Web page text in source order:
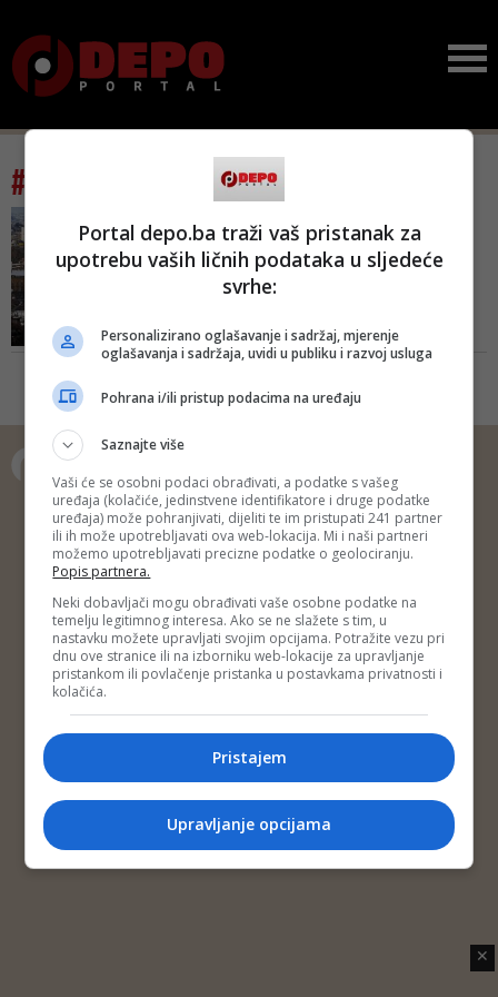
#tag: otomanizacija
OTOMANIZACIJA GLAVNOG
BH. GRADA
gradonač...
Godinama SDA radi na kreiranju
da vide Tursku kao silu zaštitnicu,
Copyright © 2014 Depo Portal
Impressum
Kontakt Marketing
Privatnost korisnika
O nama
✕
Portal depo.ba traži vaš pristanak za
upotrebu vaših ličnih podataka u sljedeće
svrhe:
Personalizirano oglašavanje i sadržaj, mjerenje
oglašavanja i sadržaja, uvidi u publiku i razvoj usluga
Pohrana i/ili pristup podacima na uređaju
Saznajte više
Vaši će se osobni podaci obrađivati, a podatke s vašeg
uređaja (kolačiće, jedinstvene identifikatore i druge podatke
uređaja) može pohranjivati, dijeliti te im pristupati 241 partner
ili ih može upotrebljavati ova web-lokacija. Mi i naši partneri
možemo upotrebljavati precizne podatke o geolociranju.
Popis partnera.
Neki dobavljači mogu obrađivati vaše osobne podatke na
temelju legitimnog interesa. Ako se ne slažete s tim, u
nastavku možete upravljati svojim opcijama. Potražite vezu pri
dnu ove stranice ili na izborniku web-lokacije za upravljanje
pristankom ili povlačenje pristanka u postavkama privatnosti i
kolačića.
Pristajem
Upravljanje opcijama